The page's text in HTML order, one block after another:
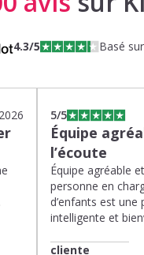
4.3/5 Basé sur
5/5
Équipe
l’écoute
Équipe agréable
personne en
d’enfants est une
intelligente et
cliente